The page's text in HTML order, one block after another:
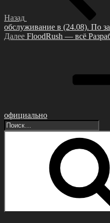
Назад
oбcлуживaние в (24.08). Пo
Следующая
Далее FlооdRush — всё
официaльно
Искать: